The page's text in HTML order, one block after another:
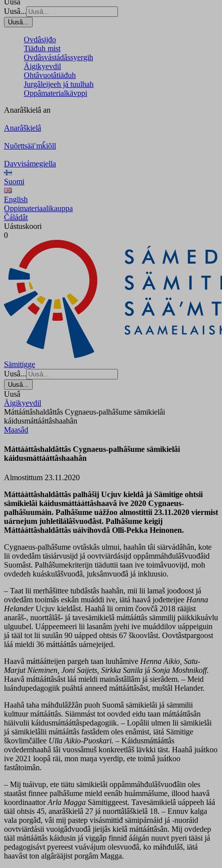
Uusâ...
Uusâ...
Ovdâsijđo
Tiäđuh mist
Ovdâsvástádâssyergih
Äigikyevdil
Ohtâvuotâtiäđuh
Jurgâleijeeh já tuulhah
Oppâmaterialkävppi
Anarâškielâ an
Anarâškielâ
Nuõrttsääʹmǩiõll
Davvisámegiella
Suomi
English
Oppimateriaalikauppa
Čáládât
Uástuskoori
0
Sämitigge
Uusâ...
Uusâ...
Uusâ
Äigikyevdil
Máttááttâshaldâttâs Cygnaeus-palhâšume sämikielâi
káidusmáttááttâshaahân
Maasâd
Máttááttâshaldâttâs Cygnaeus-palhâšume sämikielâi
káidusmáttááttâshaahân
Almostittum 23.11.2020
Máttááttâshaldâttâs palhâšij Ucjuv kieldâ já Sämitige ohtsii
sämikielâi káidusmáttááttâshaavâ ive 2020 Cygnaeus-
palhâšuumáin. Palhâšume uážžoo almostittii 23.11.2020 viermist
uárnejum juhletilálâšvuođâst. Palhâšume keigij
Máttááttâshaldâttâs uáivihovdâ Olli-Pekka Heinonen.
Cygnaeus-palhâšume ovtâskâs ulmui, haahân tâi siärvádâhân, kote
lii ovdedâm täsiárvusijd já oovtviärdásijd oppâmmáhđulâšvuođâid
Suomâst. Palhâšumekriterijn tiäduttii taan ive toimâvuovijd, moh
ovdedeh kuáskulâšvuođâ, juksâmvuođâ já inkluusio.
– Taat lii merhâšittee tubdâstâs haahân, mii lii lamaš joođoost já
ovdedâm tooimâs eskân muáddi ive, iätá haavâ jođetteijee Hanna
HelanderUcjuv kieldâst. Haahâ lii ornim čoovčâ 2018 rääjist
anarâš-, nuorttâlâš- já tavesämikielâ máttááttâs sämmilij päikkikuávlu
ulguubel. Uáppeemeeri lii lasanâm jyehi ive muáddilov uáppeiguin
já tääl tot lii suulân 90 uápped ohtsis 67 škoovlâst. Oovtâstpargoost
láá mieldi 36 máttááttâs uárnejeijed.
Haavâ máttáátteijen pargeh taan luuhâmive Henna Aikio, Satu-
Marjut Nieminen, Joni Saijets, Sirkka Sanila já Sonja Moshnikoff.
Haavâ máttááttâsâst láá mieldi mainâstâllâm já sierâdem. – Meid
luándupedagogiik puáhtá anneeđ máttááttâsâst, muštâl Helander.
Haahâ taha máhđulâžžân puoh Suomâ sämikielâi já sämmilii
kulttuur máttááttâs. Siämmást tot oovded eidu taan máttááttâsân
hiäivulii káidusmáttááttâspedagogiik. – Lopâlii ulmen lii sämikielâi
já sämikielâlii máttááttâs fastâdem oles enâmist, iätá Sämitige
škovlimčällee Ulla Aikio-Puoskari. – Káidusmáttááttâs
ovdedemhaahâ lâi vuossâmuš konkreetlâš lävkki täst. Haahâ juátkoo
ive 2021 loopâ räi, mon maŋa vyerdip, ete toimâ juátkoo
fastâtoimân.
– Mij tuáivup, ete tiätu sämikielâi oppâmmáhđulâšvuođâin oles
staatâst finnee palhâšume mield eenâb huámmášume, illood haavâ
koordinaattorArla Magga Sämitiggeest. Tavesämikielâ uáppeeh láá
tääl ohtsis 45, anarâškielâ 27 já nuorttâlâškielâ 18. – Ennuv kalga
vala porgâđ, vâi mij pastep visásmittiđ sämipárnáid já -nuoráid
oovtviärdásii vuoigâdvuođâ jieijâs kielâ máttááttâsân. Mij ovdedep
tääl máttááttâs káidusin já viggâp finniđ ááigán nuuvt pyeri tääsi já
pedagogisávt pyereest vuávájum olesvuođâ, ko máhđulâš, iätá
haavâst ton algârääjist porgâm Magga.